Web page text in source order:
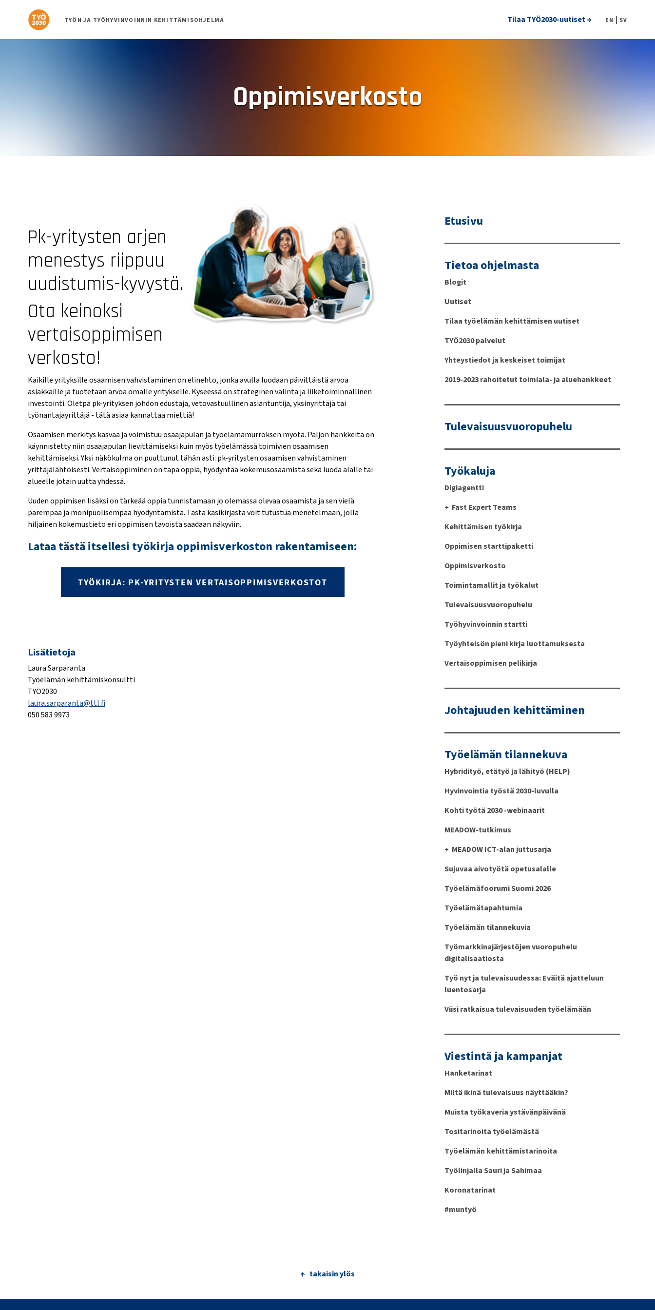
sisältöön
TYÖN JA TYÖHYVINVOINNIN KEHITTÄMISOHJELMA Tilaa TYÖ2030-uutiset → EN | SV
Oppimisverkosto
Pk-yritysten arjen
menestys riippuu
uudistumis-kyvystä.
Ota keinoksi
vertaisoppimisen
verkosto!
Kaikille yrityksille osaamisen vahvistaminen on elinehto, jonka avulla luodaan päivittäistä arvoa
asiakkaille ja tuotetaan arvoa omalle yritykselle. Kyseessä on strateginen valinta ja liiketoiminnallinen
investointi. Oletpa pk-yrityksen johdon edustaja, vetovastuullinen asiantuntija, yksinyrittäjä tai
työnantajayrittäjä - tätä asiaa kannattaa miettiä!
Osaamisen merkitys kasvaa ja voimistuu osaajapulan ja työelämämurroksen myötä. Paljon hankkeita on
käynnistetty niin osaajapulan lievittämiseksi kuin myös työelämässä toimivien osaamisen
kehittämiseksi. Yksi näkökulma on puuttunut tähän asti: pk-yritysten osaamisen vahvistaminen
yrittäjälähtöisesti. Vertaisoppiminen on tapa oppia, hyödyntää kokemusosaamista sekä luoda alalle tai
alueelle jotain uutta yhdessä.
Uuden oppimisen lisäksi on tärkeää oppia tunnistamaan jo olemassa olevaa osaamista ja sen vielä
parempaa ja monipuolisempaa hyödyntämistä. Tästä käsikirjasta voit tutustua menetelmään, jolla
hiljainen kokemustieto eri oppimisen tavoista saadaan näkyviin.
Lataa tästä itsellesi työkirja oppimisverkoston rakentamiseen:
TYÖKIRJA: PK-YRITYSTEN VERTAISOPPIMISVERKOSTOT
Lisätietoja
Laura Sarparanta
Työelämän kehittämiskonsultti
TYÖ2030
laura.sarparanta@ttl.fi
050 583 9973
Etusivu
Tietoa ohjelmasta
Blogit
Uutiset
Tilaa työelämän kehittämisen uutiset
TYÖ2030 palvelut
Yhteystiedot ja keskeiset toimijat
2019-2023 rahoitetut toimiala- ja aluehankkeet
Tulevaisuusvuoropuhelu
Työkaluja
Digiagentti
Fast Expert Teams
Kehittämisen työkirja
Oppimisen starttipaketti
Oppimisverkosto
Toimintamallit ja työkalut
Tulevaisuusvuoropuhelu
Työhyvinvoinnin startti
Työyhteisön pieni kirja luottamuksesta
Vertaisoppimisen pelikirja
Johtajuuden kehittäminen
Työelämän tilannekuva
Hybridityö, etätyö ja lähityö (HELP)
Hyvinvointia työstä 2030-luvulla
Kohti työtä 2030 -webinaarit
MEADOW-tutkimus
MEADOW ICT-alan juttusarja
Sujuvaa aivotyötä opetusalalle
Työelämäfoorumi Suomi 2026
Työelämätapahtumia
Työelämän tilannekuvia
Työmarkkinajärjestöjen vuoropuhelu
digitalisaatiosta
Työ nyt ja tulevaisuudessa: Eväitä ajatteluun
luentosarja
Viisi ratkaisua tulevaisuuden työelämään
Viestintä ja kampanjat
Hanketarinat
Miltä ikinä tulevaisuus näyttääkin?
Muista työkaveria ystävänpäivänä
Tositarinoita työelämästä
Työelämän kehittämistarinoita
Työlinjalla Sauri ja Sahimaa
Koronatarinat
#muntyö
↑ takaisin ylös